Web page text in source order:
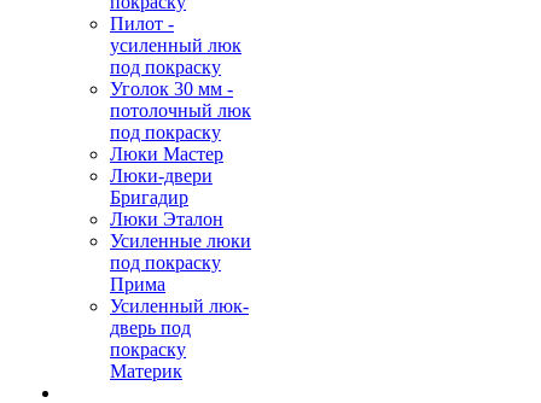
Пилот -
усиленный люк
под покраску
Уголок 30 мм -
потолочный люк
под покраску
Люки Мастер
Люки-двери
Бригадир
Люки Эталон
Усиленные люки
под покраску
Прима
Усиленный люк-
дверь под
покраску
Материк